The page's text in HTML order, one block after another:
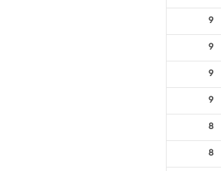
9
9
9
9
8
8